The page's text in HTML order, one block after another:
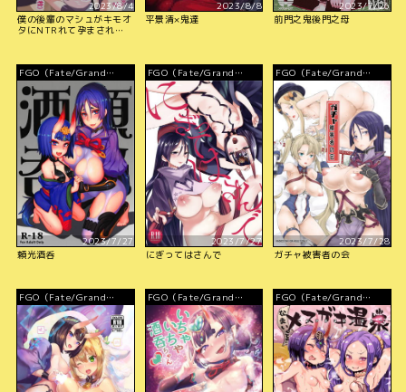
2023/8/4
僕の後輩のマシュがキモオ
タにNTRれて孕まされる
2023/8/8
平景清×鬼達
2023/7/26
前門之鬼後門之母
FGO（Fate/Grand
Order）
2023/7/27
頼光酒呑
FGO（Fate/Grand
Order）
2023/7/27
にぎってはさんで
FGO（Fate/Grand
Order）
2023/7/28
ガチャ被害者の会
FGO（Fate/Grand
Order）
FGO（Fate/Grand
Order）
FGO（Fate/Grand
Order）